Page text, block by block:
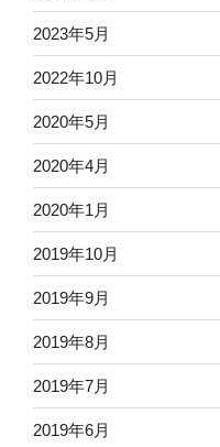
2023年5月
2022年10月
2020年5月
2020年4月
2020年1月
2019年10月
2019年9月
2019年8月
2019年7月
2019年6月